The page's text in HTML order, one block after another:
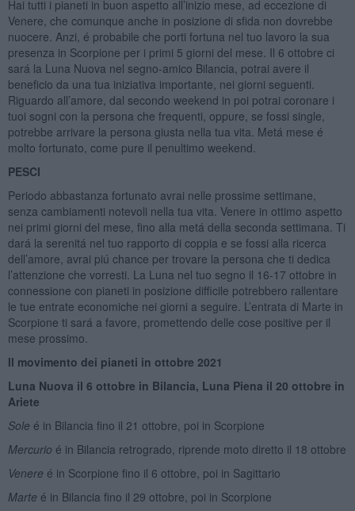
Hai tutti i pianeti in buon aspetto all’inizio mese, ad eccezione di
Venere, che comunque anche in posizione di sfida non dovrebbe
nuocere. Anzi, é probabile che porti fortuna nel tuo lavoro la sua
presenza in Scorpione per i primi 5 giorni del mese. Il 6 ottobre ci
sará la Luna Nuova nel segno-amico Bilancia, potrai avere il
beneficio da una tua iniziativa importante, nei giorni seguenti.
Riguardo all’amore, dal secondo weekend in poi potrai coronare i
tuoi sogni con la persona che frequenti, oppure, se fossi single,
potrebbe arrivare la persona giusta nella tua vita. Metá mese é
molto fortunato, come pure il penultimo weekend.
PESCI
Periodo abbastanza fortunato avrai nelle prossime settimane,
senza cambiamenti notevoli nella tua vita. Venere in ottimo aspetto
nei primi giorni del mese, fino alla metá della seconda settimana. Ti
dará la serenitá nel tuo rapporto di coppia e se fossi alla ricerca
dell’amore, avrai piú chance per trovare la persona che ti dedica
l’attenzione che vorresti. La Luna nel tuo segno il 16-17 ottobre in
connessione con pianeti in posizione difficile potrebbero rallentare
le tue entrate economiche nei giorni a seguire. L’entrata di Marte in
Scorpione ti sará a favore, promettendo delle cose positive per il
mese prossimo.
Il movimento dei pianeti in ottobre 2021
Luna Nuova il 6 ottobre in Bilancia, Luna Piena il 20 ottobre in
Ariete
Sole é in Bilancia fino il 21 ottobre, poi in Scorpione
Mercurio é in Bilancia retrogrado, riprende moto diretto il 18 ottobre
Venere é in Scorpione fino il 6 ottobre, poi in Sagittario
Marte é in Bilancia fino il 29 ottobre, poi in Scorpione